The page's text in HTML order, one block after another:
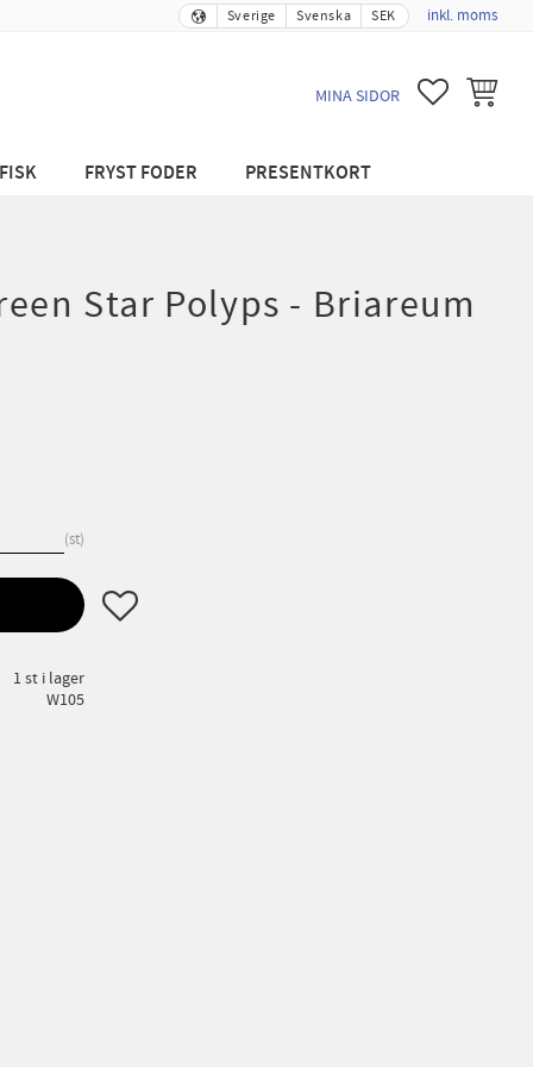
Sverige Svenska SEK inkl. moms
MINA SIDOR FAVORITER
FISK FRYST FODER PRESENTKORT
Star Polyps - Briareum
st
Lägg till i favoriter
1 st i lager
W105